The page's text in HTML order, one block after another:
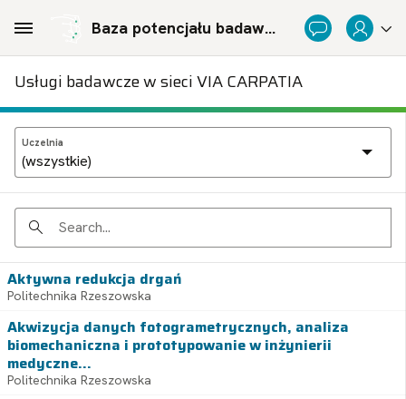
Baza potencjału badawczego Politechnicznej Sieci Via Carpatia im. Prezydenta RP Lecha Kaczyńskiego
Usługi badawcze w sieci VIA CARPATIA
Uczelnia
Search
Aktywna redukcja drgań
Politechnika Rzeszowska
Akwizycja danych fotogrametrycznych, analiza
biomechaniczna i prototypowanie w inżynierii
medyczne...
Politechnika Rzeszowska